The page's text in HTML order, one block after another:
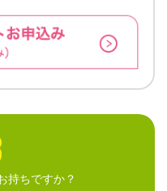
持ちですか？